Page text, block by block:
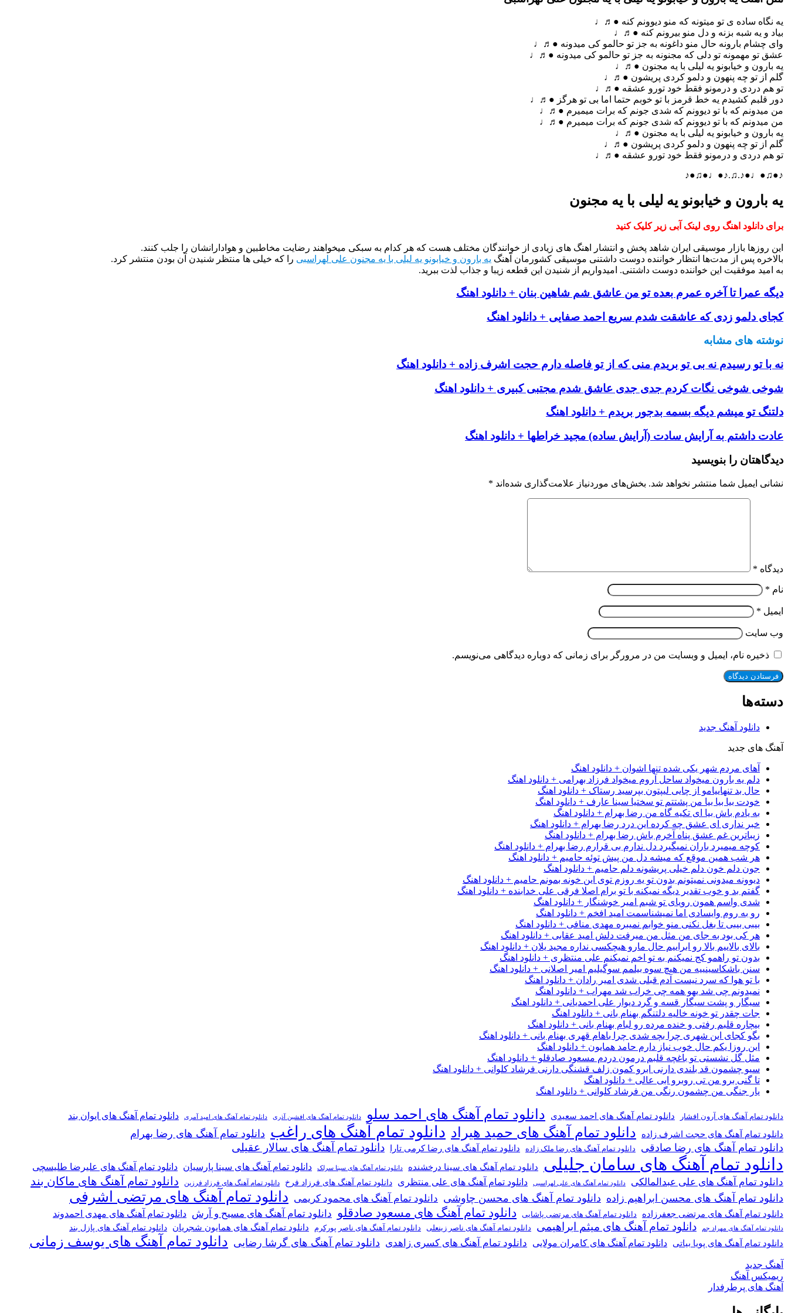
یه نگاه ساده ی تو میتونه که منو دیوونم کنه ●♬♩
بیاد و یه شبه بزنه و دل منو بیرونم کنه ●♬♩
وای چشام بارونه حال منو داغونه به جز تو حالمو کی میدونه ●♬♩
عشق تو مهمونه تو دلی که مجنونه به جز تو حالمو کی میدونه ●♬♩
یه بارون و خیابونو یه لیلی با یه مجنون ●♬♩
گلم از تو چه پنهون و دلمو کردی پریشون ●♬♩
تو هم دردی و درمونو فقط خود تورو عشقه ●♬♩
دور قلبم کشیدم یه خط قرمز با تو خوبم حتما اما بی تو هرگز ●♬♩
من میدونم که با تو دیوونم که شدی جونم که برات میمیرم ●♬♩
من میدونم که با تو دیوونم که شدی جونم که برات میمیرم ●♬♩
یه بارون و خیابونو یه لیلی با یه مجنون ●♬♩
گلم از تو چه پنهون و دلمو کردی پریشون ●♬♩
تو هم دردی و درمونو فقط خود تورو عشقه ●♬♩
♪●♫●♩●♪.♫.♪●♩●♫●♪
یه بارون و خیابونو یه لیلی با یه مجنون
برای دانلود اهنگ روی لینک آبی زیر کلیک کنید
این روزها بازار موسیقی ایران شاهد پخش و انتشار اهنگ های زیادی از خوانندگان مختلف هست که هر کدام به سبکی میخواهند رضایت مخاطبین و هوادارانشان را جلب کنند.
بالاخره پس از مدت‌ها انتظار خواننده دوست داشتنی موسیقی کشورمان آهنگ یه بارون و خیابونو یه لیلی با یه مجنون علی لهراسبی را که خیلی ها منتظر شنیدن آن بودن منتشر کرد.
به امید موفقیت این خواننده دوست داشتنی. امیدواریم از شنیدن این قطعه زیبا و جذاب لذت ببرید.
دیگه عمرا تا آخره عمرم بعده تو من عاشق شم شاهین بنان + دانلود اهنگ
کجای دلمو زدی که عاشقت شدم سریع احمد صفایی + دانلود اهنگ
نوشته های مشابه
نه با تو رسیدم نه بی تو بریدم منی که از تو فاصله دارم حجت اشرف زاده + دانلود اهنگ
شوخی شوخی نگات کردم جدی جدی عاشق شدم مجتبی کبیری + دانلود اهنگ
دلتنگ تو میشم دیگه بسمه بدجور بریدم + دانلود اهنگ
عادت داشتم به آرایش سادت (آرایش ساده) مجید خراطها + دانلود اهنگ
دیدگاهتان را بنویسید
نشانی ایمیل شما منتشر نخواهد شد. بخش‌های موردنیاز علامت‌گذاری شده‌اند *
دیدگاه *
نام *
ایمیل *
وب‌ سایت
ذخیره نام، ایمیل و وبسایت من در مرورگر برای زمانی که دوباره دیدگاهی می‌نویسم.
دسته‌ها
دانلود آهنگ جدید
آهنگ های جدید
آهای مردم شهر یکی شده تنها اشوان + دانلود اهنگ
دلم یه بارون میخواد ساحل آروم میخواد فرزاد بهرامی + دانلود اهنگ
حال بد تنهاییامو از چایی لیپتون بپرسید رستاک + دانلود اهنگ
خودت بیا بیا بیا من پشتتم تو سختیا سینا عارف + دانلود اهنگ
به یادم باش بیا ای تکیه گاه من رضا بهرام + دانلود اهنگ
خبر نداری ای عشق چه کرده این درد رضا بهرام + دانلود اهنگ
زیباترین غم عشق پناه آخرم باش رضا بهرام + دانلود اهنگ
کوچه میمیرد باران نمیگیرد دل ندارم بی قرارم رضا بهرام + دانلود اهنگ
هر شب همین موقع که میشه دل من پیش توئه حامیم + دانلود اهنگ
جون دلم خون دلم خیلی پریشونه دلم حامیم + دانلود اهنگ
دیوونه میدونی نمیتونم بدون تو یه روزم توی این خونه بمونم حامیم + دانلود اهنگ
گفتم بد و خوب تقدیر دیگه نمیکنه با تو برام اصلا فرقی علی خدابنده + دانلود اهنگ
شدی واسم همون رویای تو شبم امیر خوشنگار + دانلود اهنگ
رو به روم وایسادی اما نمیشناسمت امید افخم + دانلود اهنگ
بیبی بیبی تا بغل نکنی منو خوابم نمیبره مهدی منافی + دانلود اهنگ
هر کی بود به جای من مثل من میرفت دلش امید عقابی + دانلود اهنگ
بالای بالاییم بالا رو ابراییم حال مارو هیچکسی نداره مجید یلان + دانلود اهنگ
بدون تو راهمو کج نمیکنم به تو اخم نمیکنم علی منتظری + دانلود اهنگ
سنن باشکاسینییه من هیچ سوه بیلمم سوگیلیم امیر اصلانی + دانلود اهنگ
با تو هوا که سرد نیست آدم قبلی شدی امیر رادان + دانلود اهنگ
نمیدونم چی شد یهو همه چی خراب شد مهراب + دانلود اهنگ
سیگار و پشت سیگار قسه و گرد دیوار علی احمدیانی + دانلود اهنگ
جات چقدر تو خونه خالیه دلتنگم بهنام بانی + دانلود اهنگ
بیچاره قلبم رفتی و خنده مرده رو لبام بهنام بانی + دانلود اهنگ
بگو کجای این شهری چرا بچه شدی چرا باهام قهری بهنام بانی + دانلود اهنگ
این روزا یکم حال خوب نیاز دارم حامد همایون + دانلود اهنگ
مثل گل نشستی تو باغچه قلبم درمون دردم مسعود صادقلو + دانلود اهنگ
سیو چشمون قد بلندی دارنی ابرو کمون زلف قشنگی دارنی فرشاد کلوانی + دانلود اهنگ
تا گنی برو من تی روبرو ابی عالی + دانلود اهنگ
یار جنگی من چشمون رنگی من فرشاد کلوانی + دانلود اهنگ
دانلود تمام آهنگ های آرون افشار دانلود تمام آهنگ های احمد سعیدی دانلود تمام آهنگ های احمد سلو دانلود تمام آهنگ های افشین آذری دانلود تمام آهنگ های امید آمری دانلود تمام آهنگ های ایوان بند
دانلود تمام آهنگ های حجت اشرف زاده دانلود تمام آهنگ های حمید هیراد دانلود تمام آهنگ های راغب دانلود تمام آهنگ های رضا بهرام
دانلود تمام آهنگ های رضا صادقی
دانلود تمام آهنگ های رضا ملک زاده دانلود تمام آهنگ های رضا کرمی تارا دانلود تمام آهنگ های سالار عقیلی
دانلود تمام آهنگ های سامان جلیلی دانلود تمام آهنگ های سینا درخشنده دانلود تمام آهنگ های سینا سرلک دانلود تمام آهنگ های سینا پارسیان دانلود تمام آهنگ های علیرضا طلیسچی
دانلود تمام آهنگ های علی عبدالمالکی دانلود تمام آهنگ های علی لهراسبی دانلود تمام آهنگ های علی منتظری دانلود تمام آهنگ های فرزاد فرخ دانلود تمام آهنگ های فرزاد فرزین دانلود تمام آهنگ های ماکان بند
دانلود تمام آهنگ های محسن ابراهیم زاده دانلود تمام آهنگ های محسن چاوشی دانلود تمام آهنگ های محمود کریمی دانلود تمام آهنگ های مرتضی اشرفی
دانلود تمام آهنگ های مرتضی جعفرزاده دانلود تمام آهنگ های مرتضی پاشایی دانلود تمام آهنگ های مسعود صادقلو دانلود تمام آهنگ های مسیح و آرش دانلود تمام آهنگ های مهدی احمدوند
دانلود تمام آهنگ های مهراد جم دانلود تمام آهنگ های میثم ابراهیمی دانلود تمام آهنگ های ناصر زینعلی دانلود تمام آهنگ های ناصر پورکرم دانلود تمام آهنگ های همایون شجریان دانلود تمام آهنگ های پازل بند
دانلود تمام آهنگ های پویا بیاتی دانلود تمام آهنگ های کامران مولایی دانلود تمام آهنگ های کسری زاهدی دانلود تمام آهنگ های گرشا رضایی دانلود تمام آهنگ های یوسف زمانی
آهنگ جدید
ریمیکس آهنگ
آهنگ های پرطرفدار